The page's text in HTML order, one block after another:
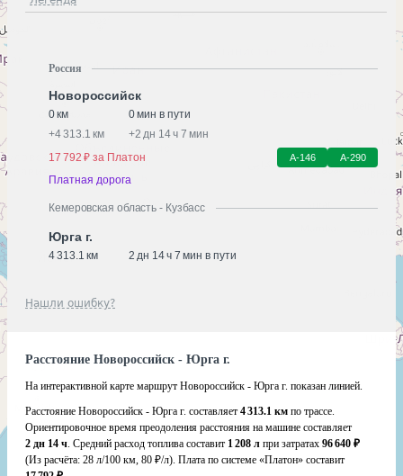
Россия
Новороссийск
0 км
0 мин в пути
+4 313.1 км +2 дн 14 ч 7 мин
17 792 ₽ за Платон
А-146 А-290
Платная дорога
Кемеровская область - Кузбасс
Юрга г.
4 313.1 км 2 дн 14 ч 7 мин в пути
Нашли ошибку?
Расстояние Новороссийск - Юрга г.
На интерактивной карте маршрут Новороссийск - Юрга г. показан линией.
Расстояние Новороссийск - Юрга г. составляет 4 313.1 км по трассе.
Ориентировочное время преодоления расстояния на машине составляет
2 дн 14 ч. Средний расход топлива составит 1 208 л при затратах 96 640 ₽
(Из расчёта: 28 л/100 км, 80 ₽/л). Плата по системе «Платон» составит